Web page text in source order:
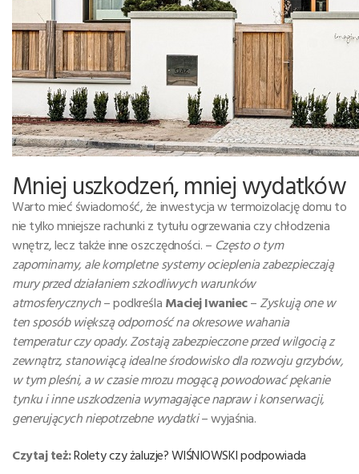
Mniej uszkodzeń, mniej wydatków
Warto mieć świadomość, że inwestycja w termoizolację domu to
nie tylko mniejsze rachunki z tytułu ogrzewania czy chłodzenia
wnętrz, lecz także inne oszczędności. – Często o tym
zapominamy, ale kompletne systemy ocieplenia zabezpieczają
mury przed działaniem szkodliwych warunków
atmosferycznych– podkreśla Maciej Iwaniec– Zyskują one w
ten sposób większą odporność na okresowe wahania
temperatur czy opady. Zostają zabezpieczone przed wilgocią z
zewnątrz, stanowiącą idealne środowisko dla rozwoju grzybów,
w tym pleśni, a w czasie mrozu mogącą powodować pękanie
tynku i inne uszkodzenia wymagające napraw i konserwacji,
generujących niepotrzebne wydatki– wyjaśnia.
Czytaj też:Rolety czy żaluzje? WIŚNIOWSKI podpowiada